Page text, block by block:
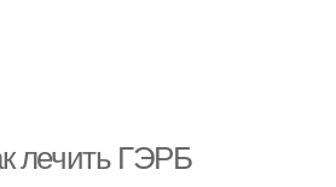
лечить ГЭРБ